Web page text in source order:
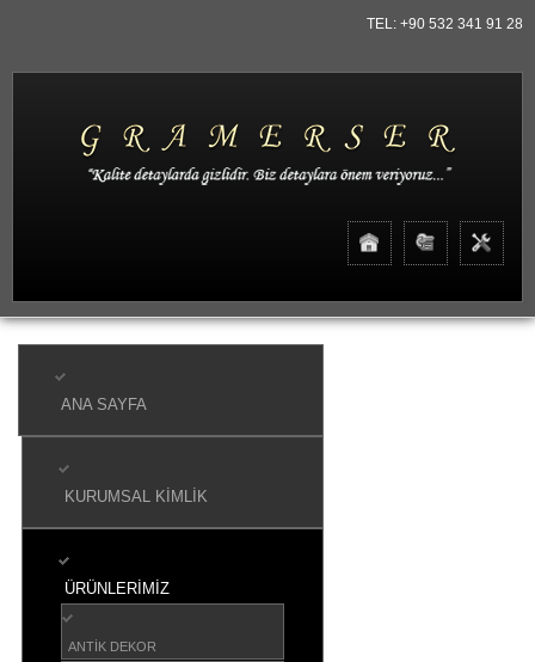
TEL: +90 532 341 91 28
ANA SAYFA
KURUMSAL KIMLIK
ÜRÜNLERIMIZ
ANTIK DEKOR